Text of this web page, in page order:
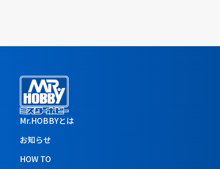
Mr.HOBBYとは
お知らせ
HOW TO